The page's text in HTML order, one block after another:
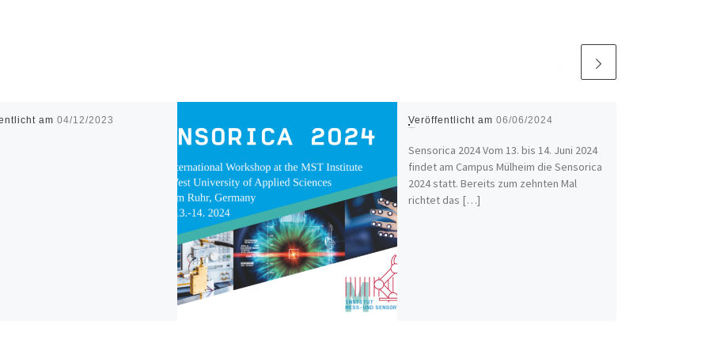
am 04/12/2023 Veröffentlicht am 06/06/2024
Sensorica 2024 Vom 13. bis 14. Juni 2024
findet am Campus Mülheim die Sensorica
2024 statt. Bereits zum zehnten Mal
richtet das […]